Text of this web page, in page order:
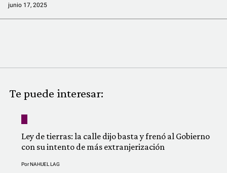
REDACCIÓN ABIERTA
QUIÉNES SOMOS
junio 17, 2025
Te puede interesar:
Ley de tierras: la calle dijo basta y frenó al Gobierno
con su intento de más extranjerización
PorNAHUEL LAG